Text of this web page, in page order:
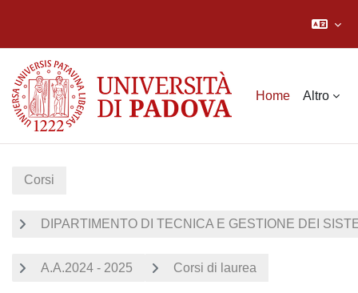
Home Altro
Corsi
DIPARTIMENTO DI TECNICA E GESTIONE DEI
A.A.2024 - 2025 Corsi di laurea